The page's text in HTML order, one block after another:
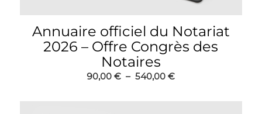
Annuaire officiel du Notariat
2026 – Offre Congrès des
Notaires
90,00€ – 540,00€Plage
prix :